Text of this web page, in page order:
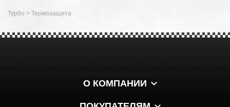
Турбо > Термозащита
О КОМПАНИИ